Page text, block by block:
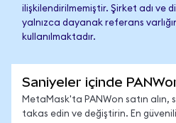
ilişkilendirilmemiştir. Şirket adı ve
yalnızca dayanak referans
kullanılmaktadır.
Saniyeler içinde
MetaMask'ta PANWon satın alın,
takas edin ve değiştirin. En